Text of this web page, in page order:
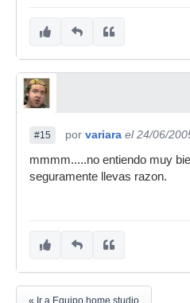
#15 por variara el 24/06/
mmmm.....no entiendo muy
seguramente llevas razon.
« Ir a Equipo home studio